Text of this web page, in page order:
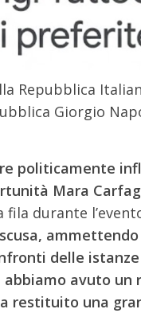
Repubblica
Giorgio
politicamente
Mara
fila durante
delle
abbiamo avuto un
restituito una